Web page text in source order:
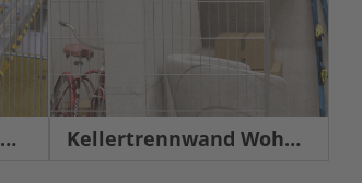
Kellertrennwand Wohnbau